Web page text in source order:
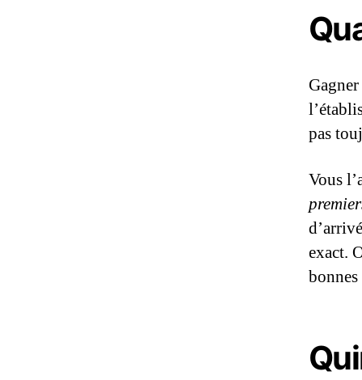
Gagner
pas
Vous
exact.